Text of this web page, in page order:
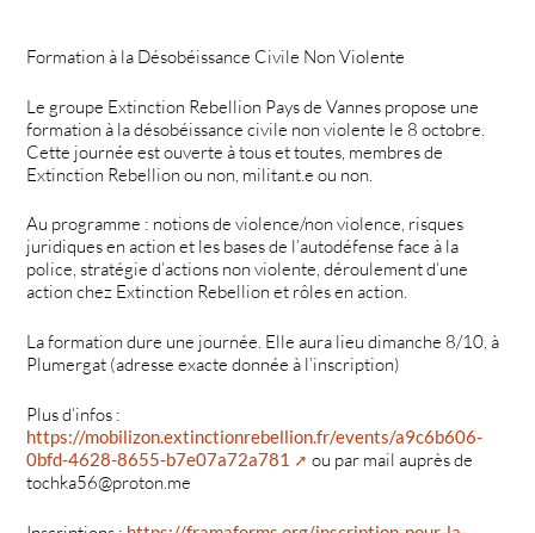
Formation à la Désobéissance Civile Non Violente
Le groupe Extinction Rebellion Pays de Vannes propose une
formation à la désobéissance civile non violente le 8 octobre.
Cette journée est ouverte à tous et toutes, membres de
Extinction Rebellion ou non, militant.e ou non.
Au programme : notions de violence/non violence, risques
juridiques en action et les bases de l’autodéfense face à la
police, stratégie d’actions non violente, déroulement d’une
action chez Extinction Rebellion et rôles en action.
La formation dure une journée. Elle aura lieu dimanche 8/10, à
Plumergat (adresse exacte donnée à l’inscription)
Plus d’infos :
https://mobilizon.extinctionrebellion.fr/events/a9c6b606-
0bfd-4628-8655-b7e07a72a781
ou par mail auprès de
tochka56@proton.me